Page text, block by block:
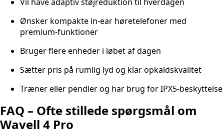
Ønsker kompakte in-ear høretelefoner med
premium-funktioner
Bruger flere enheder i løbet af dagen
Sætter pris på rumlig lyd og klar opkaldskvalitet
Træner eller pendler og har brug for IPX5-beskyttelse
FAQ – Ofte stillede spørgsmål om
Wavell 4 Pro